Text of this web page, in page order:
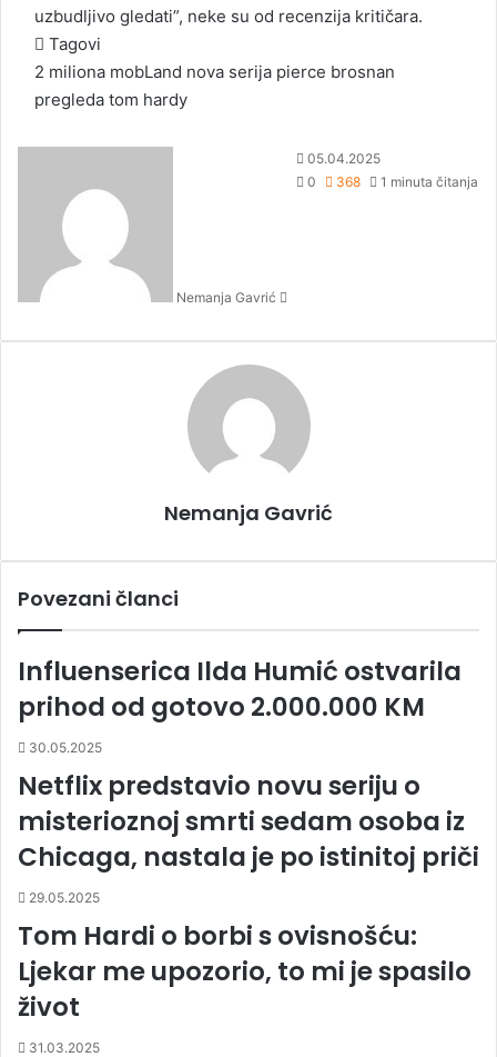
uzbudljivo gledati”, neke su od recenzija kritičara.
Tagovi
2 miliona mobLand nova serija pierce brosnan
pregleda tom hardy
Nemanja Gavrić
a
05.04.2025
0
368 1 minuta čitanja
Nemanja Gavrić
Povezani članci
Influenserica Ilda Humić ostvarila
prihod od gotovo 2.000.000 KM
30.05.2025
Netflix predstavio novu seriju o
misterioznoj smrti sedam osoba iz
Chicaga, nastala je po istinitoj priči
29.05.2025
Tom Hardi o borbi s ovisnošću:
Ljekar me upozorio, to mi je spasilo
život
31.03.2025